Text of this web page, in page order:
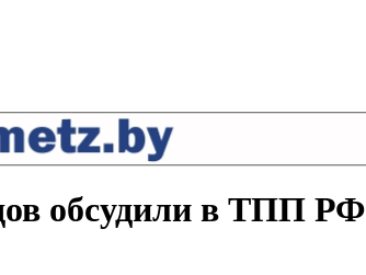
обсудили в ТПП РФ